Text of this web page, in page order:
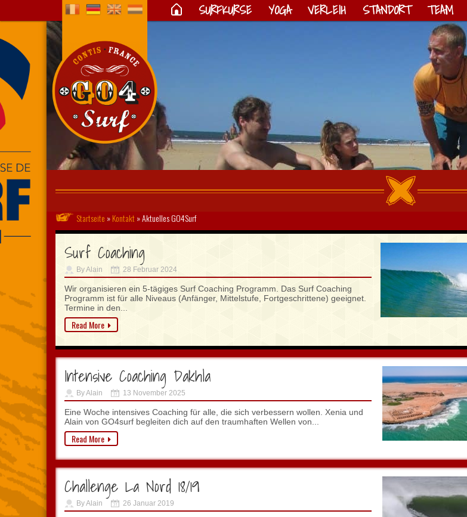
SURFKURSE YOGA VERLEIH STANDORT TEAM
Startseite »Kontakt»Aktuelles GO4Surf
Surf Coaching
By Alain 28 Februar 2024
Wir organisieren ein 5-tägiges Surf Coaching Programm. Das Surf Coaching
Programm ist für alle Niveaus (Anfänger, Mittelstufe, Fortgeschrittene) geeignet.
Termine in den...
Read More
Intensive Coaching Dakhla
By Alain 13 November 2025
Eine Woche intensives Coaching für alle, die sich verbessern wollen. Xenia und
Alain von GO4surf begleiten dich auf den traumhaften Wellen von...
Read More
Challenge La Nord 18/19
By Alain 26 Januar 2019